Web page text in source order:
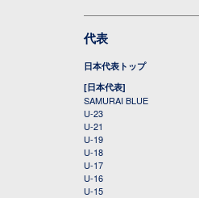
代表
日本代表トップ
[日本代表]
SAMURAI BLUE
U-23
U-21
U-19
U-18
U-17
U-16
U-15